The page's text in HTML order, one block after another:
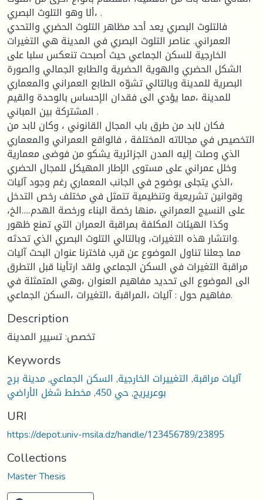
،ألا وهو التلوث البصري .
فالتلوث البصري يعد أحد مظاهر التلوث الحضري والتحدي
العمراني. عناصر التلوث البصري في المدينة هي التغيرات
الخارجية للسكن الجماعي حيث أصبحت تنعكس سلبا على
الشكل الحضري والهوية الحضرية والطابع الجمالي والصورة
البصرية للمدينة وبالتالي تشوّه الطابع العمراني والمعماري
للمدينة ،مما يؤدي الى فقدان الإحساس بالوحدة والقيم
المشتركة بين المباني .
فكان لابد من طرق باب المجال القانوني ، وكان لابد من
التخصيص في مجالاته المختلفة ، فالواقع العمراني والمعماري
الذي وصلت إليه المدن الجزائرية يشكو من فوضى معمارية
وخلل عمراني على مستوى الإطار المهيكل للمجال الحضري
،الذي يتجلى بوضوح في الجانب المعماري رغم وجود آليات
وقوانين تشريعية وتنظيمية تتمثل في مختلف رخص التدخل
على النسيج العمراني ،منها رخصة البناء ورخصة الهدم.....الخ،
وكذا الهيئات المكلفة بمراقبة العمران التي تمنع ظهور
وانتشار هذه التغيرات، وبالتالي التلوث البصري الذي تحدثه.
مما جعلنا تناول الموضوع عن قرب فاخترنا عنوان البحث آليات
مراقبة التغيرات في السكن الجماعي ولقد ارتأينا قبل التطرق
الى الموضوع الى تحديد مفاهيم العنوان ،وهي المتمثلة في
مفاهيم حول : آليات ،المراقبة ،التغيرات ،السكن الجماعي.
Description
تخصص: تسيير المدينة
Keywords
آليات مراقبة, التغييرات الخارجية, السكن الجماعي,مدينة برج
بوعريريج,حي 450 ,مخطط شغل الأراضي
URI
https://depot.univ-msila.dz/handle/123456789/23895
Collections
Master Thesis